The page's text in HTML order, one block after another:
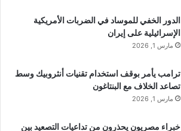
الدور الخفي للموساد في الضربات الأمريكية
الإسرائيلية على إيران
مارس 1, 2026
ترامب يأمر بوقف استخدام تقنيات أنثروبيك وسط
تصاعد الخلاف مع البنتاغون
مارس 1, 2026
خبراء مصريون يحذرون من تداعيات التصعيد بين